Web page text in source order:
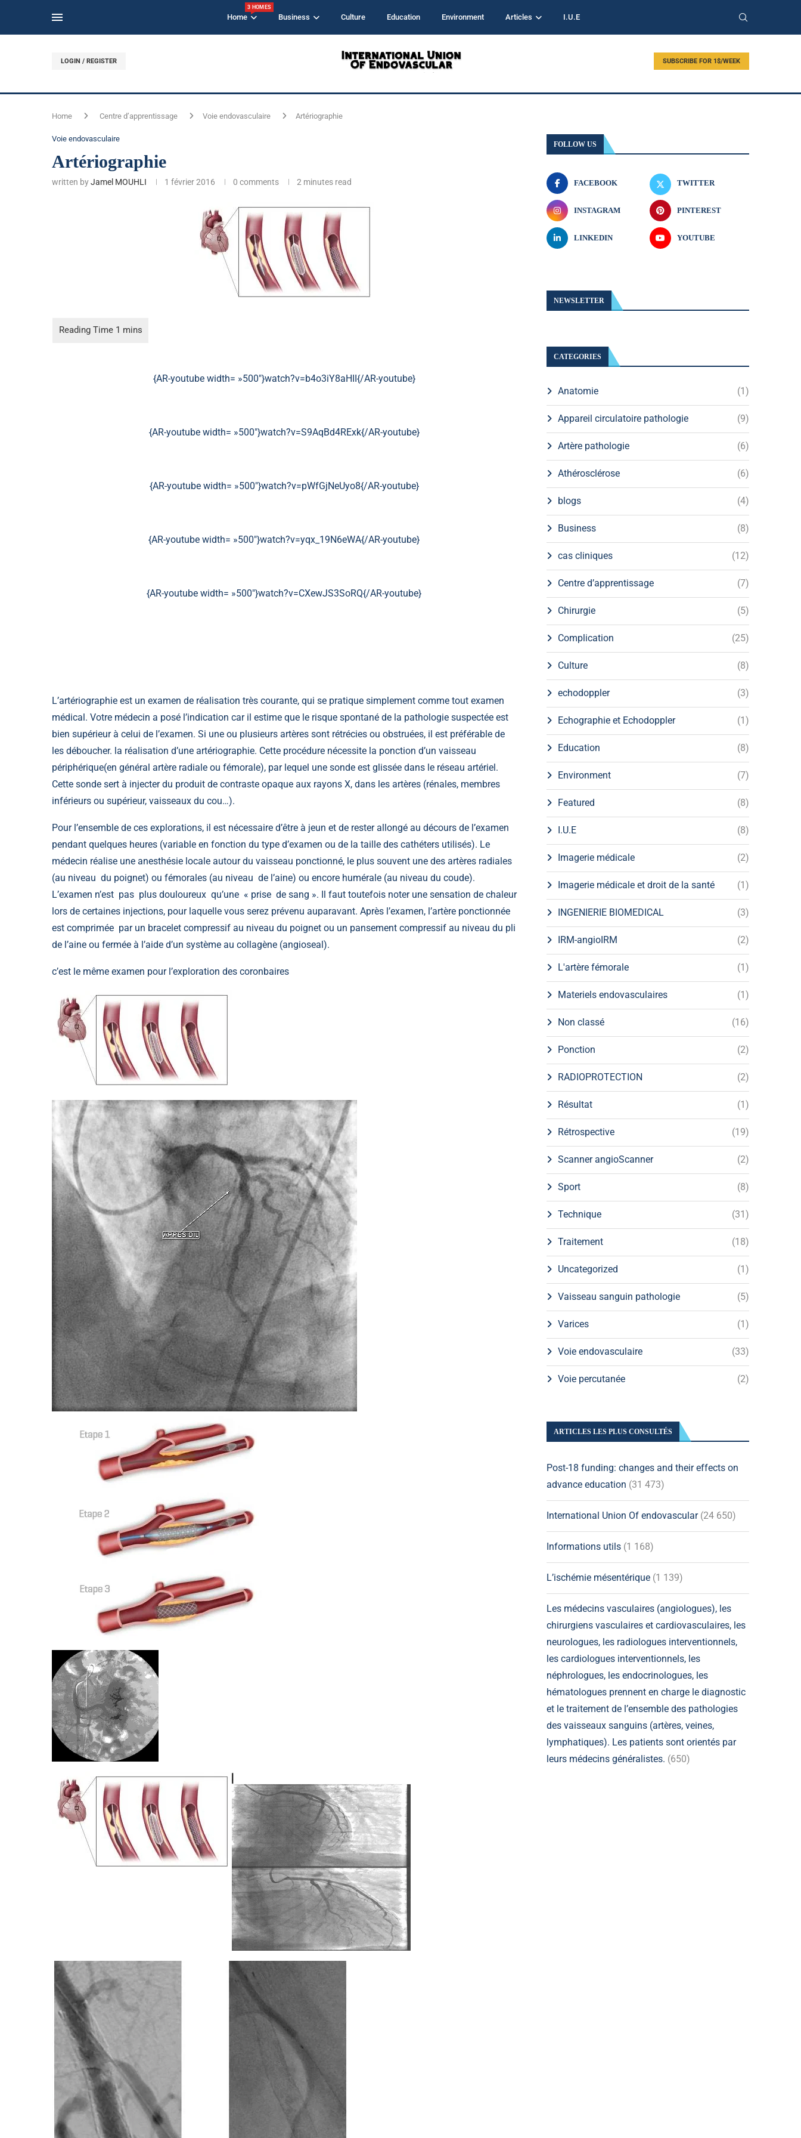
Home
3 HOMES
Business Culture Education Environment Articles I.U.E
LOGIN / REGISTER SUBSCRIBE FOR 1$/WEEK
Home Centre d’apprentissage Voie endovasculaire Artériographie
Voie endovasculaire
Artériographie
written byJamel MOUHLI 1 février 2016 0 comments 2 minutes read
{AR-youtube width= »500″}watch?v=b4o3iY8aHII{/AR-youtube}
{AR-youtube width= »500″}watch?v=S9AqBd4RExk{/AR-youtube}
{AR-youtube width= »500″}watch?v=pWfGjNeUyo8{/AR-youtube}
{AR-youtube width= »500″}watch?v=yqx_19N6eWA{/AR-youtube}
{AR-youtube width= »500″}watch?v=CXewJS3SoRQ{/AR-youtube}
L’artériographie est un examen de réalisation très courante, qui se pratique simplement comme tout examen
médical. Votre médecin a posé l’indication car il estime que le risque spontané de la pathologie suspectée est
bien supérieur à celui de l’examen. Si une ou plusieurs artères sont rétrécies ou obstruées, il est préférable de
les déboucher. la réalisation d’une artériographie. Cette procédure nécessite la ponction d’un vaisseau
périphérique(en général artère radiale ou fémorale), par lequel une sonde est glissée dans le réseau artériel.
Cette sonde sert à injecter du produit de contraste opaque aux rayons X, dans les artères (rénales, membres
inférieurs ou supérieur, vaisseaux du cou…).
Pour l’ensemble de ces explorations, il est nécessaire d’être à jeun et de rester allongé au décours de l’examen
pendant quelques heures (variable en fonction du type d’examen ou de la taille des cathéters utilisés). Le
médecin réalise une anesthésie locale autour du vaisseau ponctionné, le plus souvent une des artères radiales
(au niveau du poignet) ou fémorales (au niveau de l’aine) ou encore humérale (au niveau du coude).
L’examen n’est pas plus douloureux qu’une « prise de sang ». Il faut toutefois noter une sensation de chaleur
lors de certaines injections, pour laquelle vous serez prévenu auparavant. Après l’examen, l’artère ponctionnée
est comprimée par un bracelet compressif au niveau du poignet ou un pansement compressif au niveau du pli
de l’aine ou fermée à l’aide d’un système au collagène (angioseal).
c’est le même examen pour l’exploration des coronbaires
FOLLOW US
FACEBOOK TWITTER
INSTAGRAM PINTEREST
LINKEDIN YOUTUBE
NEWSLETTER
CATEGORIES
Anatomie (1)
Appareil circulatoire pathologie (9)
Artère pathologie (6)
Athérosclérose (6)
blogs (4)
Business (8)
cas cliniques (12)
Centre d’apprentissage (7)
Chirurgie (5)
Complication (25)
Culture (8)
echodoppler (3)
Echographie et Echodoppler (1)
Education (8)
Environment (7)
Featured (8)
I.U.E (8)
Imagerie médicale (2)
Imagerie médicale et droit de la santé (1)
INGENIERIE BIOMEDICAL (3)
IRM-angioIRM (2)
L'artère fémorale (1)
Materiels endovasculaires (1)
Non classé (16)
Ponction (2)
RADIOPROTECTION (2)
Résultat (1)
Rétrospective (19)
Scanner angioScanner (2)
Sport (8)
Technique (31)
Traitement (18)
Uncategorized (1)
Vaisseau sanguin pathologie (5)
Varices (1)
Voie endovasculaire (33)
Voie percutanée (2)
ARTICLES LES PLUS CONSULTÉS
Post-18 funding: changes and their effects on
advance education (31 473)
International Union Of endovascular (24 650)
Informations utils (1 168)
L’ischémie mésentérique (1 139)
Les médecins vasculaires (angiologues), les
chirurgiens vasculaires et cardiovasculaires, les
neurologues, les radiologues interventionnels,
les cardiologues interventionnels, les
néphrologues, les endocrinologues, les
hématologues prennent en charge le diagnostic
et le traitement de l’ensemble des pathologies
des vaisseaux sanguins (artères, veines,
lymphatiques). Les patients sont orientés par
leurs médecins généralistes. (650)